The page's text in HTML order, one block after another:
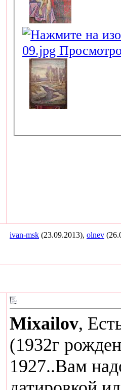
ivan-msk (23.09.2013), olnev
Mixailov,
(1932г
1927..Вам